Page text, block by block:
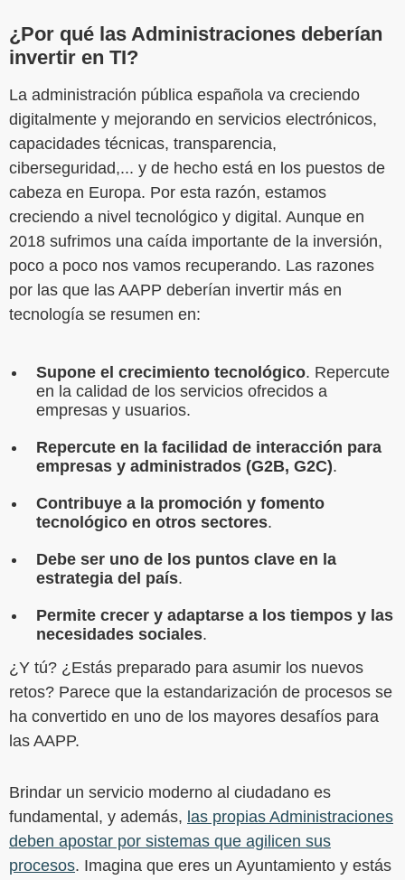
¿Por qué las Administraciones deberían
invertir en TI?
La administración pública española va creciendo
digitalmente y mejorando en servicios electrónicos,
capacidades técnicas, transparencia,
ciberseguridad,... y de hecho está en los puestos de
cabeza en Europa. Por esta razón, estamos
creciendo a nivel tecnológico y digital. Aunque en
2018 sufrimos una caída importante de la inversión,
poco a poco nos vamos recuperando. Las razones
por las que las AAPP deberían invertir más en
tecnología se resumen en:
Supone el crecimiento tecnológico. Repercute
en la calidad de los servicios ofrecidos a
empresas y usuarios.
Repercute en la facilidad de interacción para
empresas y administrados (G2B, G2C).
Contribuye a la promoción y fomento
tecnológico en otros sectores.
Debe ser uno de los puntos clave en la
estrategia del país.
Permite crecer y adaptarse a los tiempos y las
necesidades sociales.
¿Y tú? ¿Estás preparado para asumir los nuevos
retos? Parece que la estandarización de procesos se
ha convertido en uno de los mayores desafíos para
las AAPP.
Brindar un servicio moderno al ciudadano es
fundamental, y además, las propias Administraciones
deben apostar por sistemas que agilicen sus
procesos. Imagina que eres un Ayuntamiento y estás